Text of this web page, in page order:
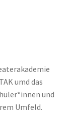
umd das
und
Umfeld.